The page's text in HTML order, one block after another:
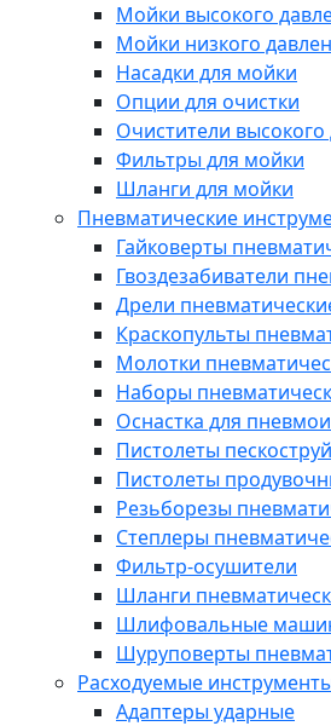
Мойки высокого
Мойки низкого
Насадки для мойки
Опции для очистки
Очистители высокого
Фильтры для мойки
Шланги для мойки
Пневматические
Гайковерты
Гвоздезабиватели
Дрели
Краскопульты
Молотки
Наборы
Оснастка для
Пистолеты
Пистолеты
Резьборезы
Степлеры
Фильтр-осушители
Шланги
Шлифовальные
Шуруповерты
Расходуемые
Адаптеры ударные